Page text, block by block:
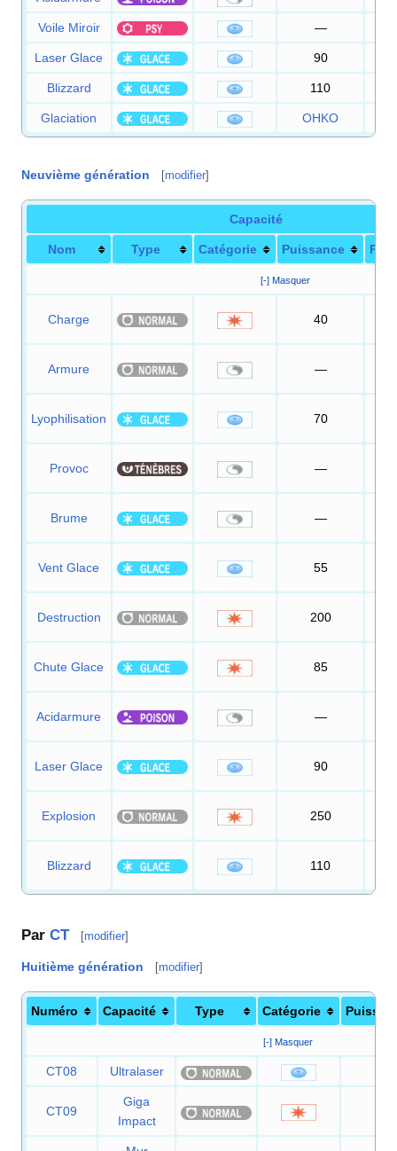
Voile Miroir —
Laser Glace 90
Blizzard 110
Glaciation OHKO
Neuvième génération [modifier]
Capacité
Nom Type Catégorie Puissance
[-] Masquer
Charge 40
Armure —
Lyophilisation 70
Provoc —
Brume —
Vent Glace 55
Destruction 200
Chute Glace 85
Acidarmure —
Laser Glace 90
Explosion 250
Blizzard 110
Par CT [modifier]
Huitième génération [modifier]
Numéro Capacité Type Catégorie
[-] Masquer
CT08 Ultralaser
CT09
Giga
Impact